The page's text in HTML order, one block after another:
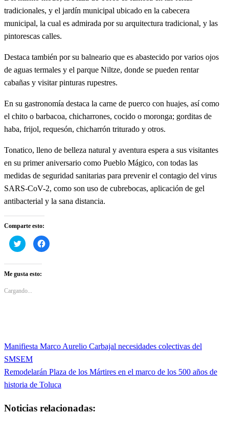
tradicionales, y el jardín municipal ubicado en la cabecera
municipal, la cual es admirada por su arquitectura tradicional, y las
pintorescas calles.
Destaca también por su balneario que es abastecido por varios ojos
de aguas termales y el parque Niltze, donde se pueden rentar
cabañas y visitar pinturas rupestres.
En su gastronomía destaca la carne de puerco con huajes, así como
el chito o barbacoa, chicharrones, cocido o moronga; gorditas de
haba, frijol, requesón, chicharrón triturado y otros.
Tonatico, lleno de belleza natural y aventura espera a sus visitantes
en su primer aniversario como Pueblo Mágico, con todas las
medidas de seguridad sanitarias para prevenir el contagio del virus
SARS-CoV-2, como son uso de cubrebocas, aplicación de gel
antibacterial y la sana distancia.
Comparte esto:
Haz
clic
en
Twitter
(Se
en
Haz
clic
Me gusta esto:
Cargando...
Navegación
de
entradas
Entrada
anterior
Manifiesta Marco Aurelio Carbajal necesidades colectivas del
SMSEM
Entrada
siguiente
Remodelarán Plaza de los Mártires en el marco de los 500 años de
historia de Toluca
Noticias relacionadas: